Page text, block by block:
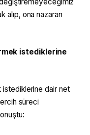
alıp, ona nazaran
istediklerine
istediklerine dair net
süreci